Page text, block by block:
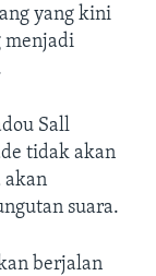
yang kini
menjadi
Sall
tidak akan
akan
suara.
berjalan